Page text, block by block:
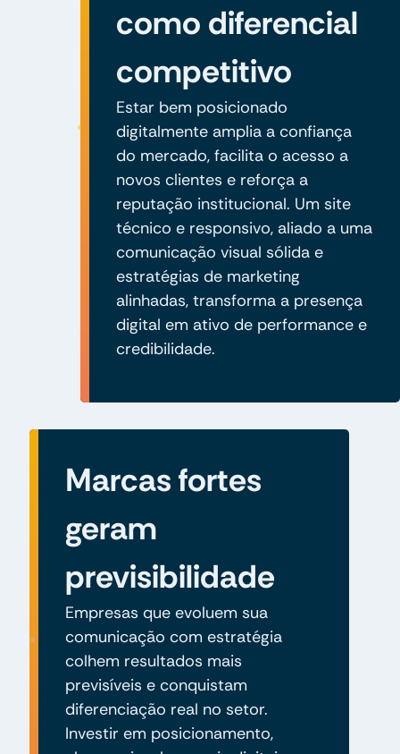
como diferencial
competitivo
Estar bem posicionado
digitalmente amplia a confiança
do mercado, facilita o acesso a
novos clientes e reforça a
reputação institucional. Um site
técnico e responsivo, aliado a uma
comunicação visual sólida e
estratégias de marketing
alinhadas, transforma a presença
digital em ativo de performance e
credibilidade.
Marcas fortes
geram
previsibilidade
Empresas que evoluem sua
comunicação com estratégia
colhem resultados mais
previsíveis e conquistam
diferenciação real no setor.
Investir em posicionamento,